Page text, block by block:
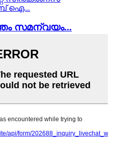
സമന്വയം...
IP65
സോളാർ